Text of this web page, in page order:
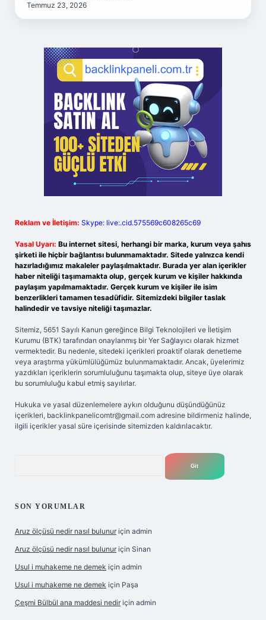
Temmuz 23, 2026
Reklam ve İletişim: Skype: live:.cid.575569c608265c69
Yasal Uyarı: Bu internet sitesi, herhangi bir marka, kurum veya şahıs
şirketi ile hiçbir bağlantısı bulunmamaktadır. Sitede yalnızca kendi
hazırladığımız makaleler paylaşılmaktadır. Burada yer alan içerikler
haber niteliği taşımamakta olup, gerçek kurum ve kişiler hakkında
paylaşım yapılmamaktadır. Gerçek kurum ve kişiler ile isim
benzerlikleri tamamen tesadüfidir. Sitemizdeki bilgiler taslak
halindedir ve tavsiye niteliği taşımazlar.
Sitemiz, 5651 Sayılı Kanun gereğince Bilgi Teknolojileri ve İletişim
Kurumu (BTK) tarafından onaylanmış bir Yer Sağlayıcı olarak hizmet
vermektedir. Bu nedenle, sitedeki içerikleri proaktif olarak denetleme
veya araştırma yükümlülüğümüz bulunmamaktadır. Ancak, üyelerimiz
yazdıkları içeriklerin sorumluluğunu taşımakta olup, siteye üye olarak
bu sorumluluğu kabul etmiş sayılırlar.
Hukuka ve yasal düzenlemelere aykırı olduğunu düşündüğünüz
içerikleri, backlinkpanelicomtr@gmail.com adresine bildirmeniz halinde,
ilgili içerikler yasal süre içerisinde sitemizden kaldırılacaktır.
SON YORUMLAR
Aruz ölçüsü nedir nasıl bulunur için admin
Aruz ölçüsü nedir nasıl bulunur için Sinan
Usul i muhakeme ne demek için admin
Usul i muhakeme ne demek için Paşa
Çeşmi Bülbül ana maddesi nedir için admin